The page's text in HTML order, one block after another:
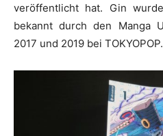
veröffentlicht hat. Gin
bekannt durch den Manga
2017 und 2019 bei TOKYOPOP.